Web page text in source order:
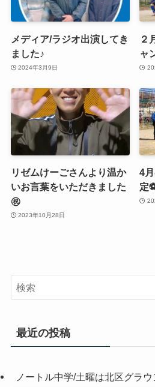
メディア/ラジオ出演してき
ました♪
2024年3月9日
２
ャ
リゼムけーごさんより温か
いお言葉をいただきました
㊗️
2023年10月28日
4
定
最近の投稿
ノートル中学/土曜は北区グラウ